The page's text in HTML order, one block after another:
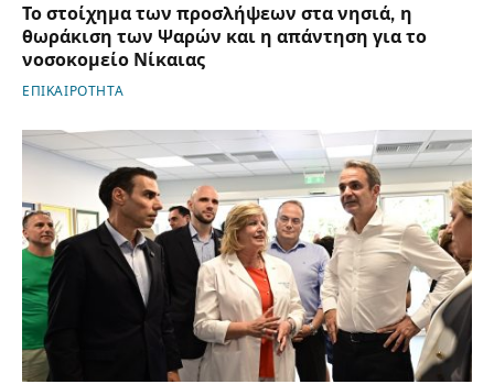
Το στοίχημα των προσλήψεων στα νησιά, η
θωράκιση των Ψαρών και η απάντηση για το
νοσοκομείο Νίκαιας
ΕΠΙΚΑΙΡΟΤΗΤΑ